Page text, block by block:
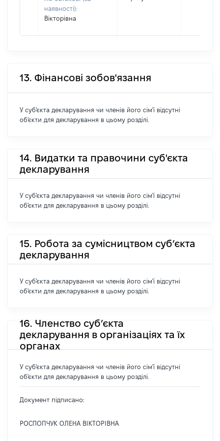
наявності):
Вікторівна
13. Фінансові зобов'язання
У суб'єкта декларування чи членів його сім'ї відсутні
об'єкти для декларування в цьому розділі.
14. Видатки та правочини суб'єкта
декларування
У суб'єкта декларування чи членів його сім'ї відсутні
об'єкти для декларування в цьому розділі.
15. Робота за сумісництвом суб’єкта
декларування
У суб'єкта декларування чи членів його сім'ї відсутні
об'єкти для декларування в цьому розділі.
16. Членство суб’єкта
декларування в організаціях та їх
органах
У суб'єкта декларування чи членів його сім'ї відсутні
об'єкти для декларування в цьому розділі.
Документ підписано:
РОСПОПЧУК ОЛЕНА ВІКТОРІВНА